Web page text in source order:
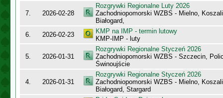
7. 2026-02-28
Rozgrywki Regionalne Luty 2026
Zachodniopomorski WZBS - Mielno,
Białogard,
6.
2026-02-23
KMP na IMP - termin lutowy
KMP-IMP - luty
5. 2026-01-31
Rozgrywki Regionalne Styczeń 2026
Zachodniopomorski WZBS - Szczecin,
Świnoujście
4. 2026-01-31
Rozgrywki Regionalne Styczeń 2026
Zachodniopomorski WZBS - Mielno,
Białogard, Stargard